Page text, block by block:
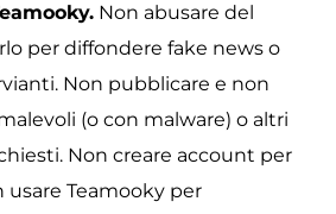
Non abusare del
per diffondere fake news o
Non pubblicare e non
(o con malware) o altri
Non creare account per
usare Teamooky per